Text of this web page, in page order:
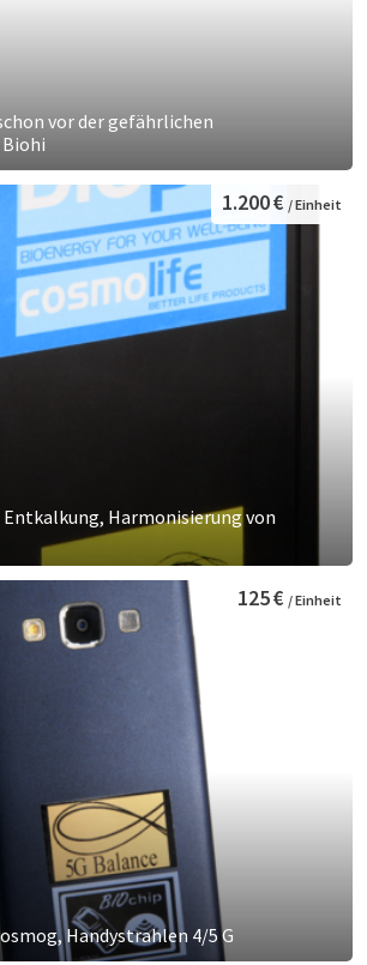
vor der gefährlichen
Entkalkung, Harmonisierung von
1.200 € / Einheit
Handystrahlen 4/5 G
125 € / Einheit